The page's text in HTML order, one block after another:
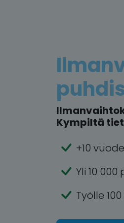
Kympiltä
+10
Yli 10
Työlle